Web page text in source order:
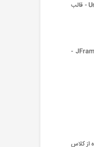
کلاس Date - مقایسه زمان ها - مفهوم Unix Time - قالب
استفاده از کلاس JFrame - متدهای کلاس JFrame -
از کلاس